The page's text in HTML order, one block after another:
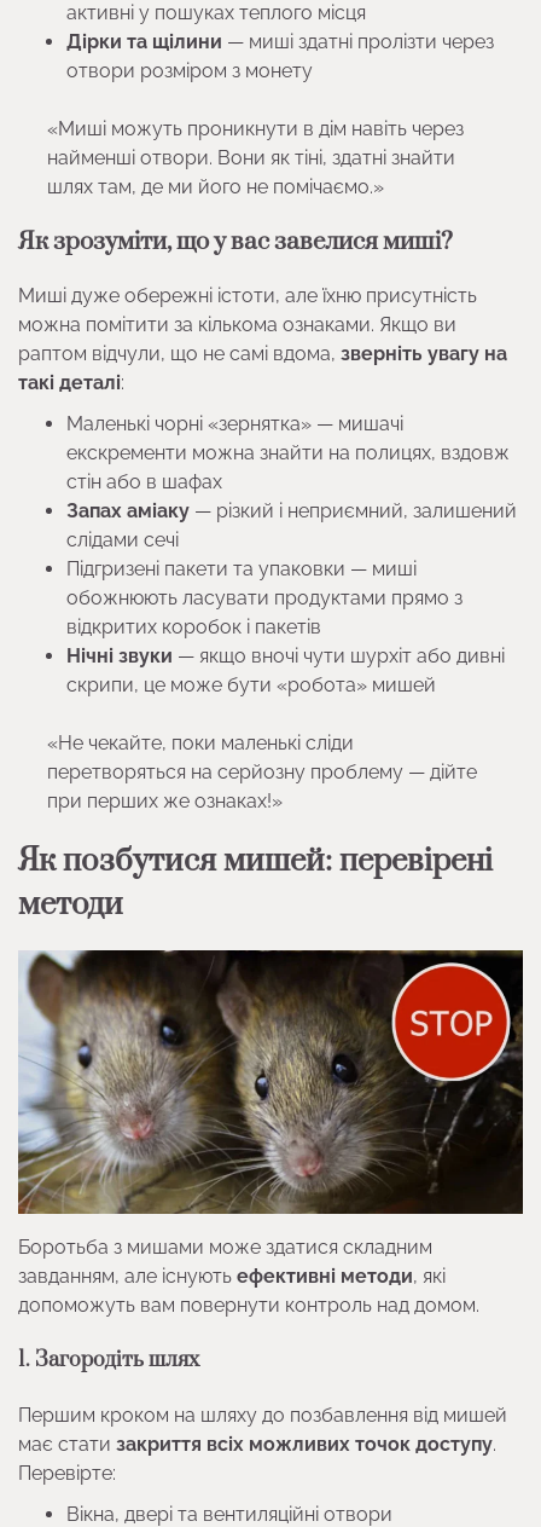
активні у пошуках теплого місця
Дірки та щілини — миші здатні пролізти через
отвори розміром з монету
«Миші можуть проникнути в дім навіть через
найменші отвори. Вони як тіні, здатні знайти
шлях там, де ми його не помічаємо.»
Як зрозуміти, що у вас завелися миші?
Миші дуже обережні істоти, але їхню присутність
можна помітити за кількома ознаками. Якщо ви
раптом відчули, що не самі вдома, зверніть увагу на
такі деталі:
Маленькі чорні «зернятка» — мишачі
екскременти можна знайти на полицях, вздовж
стін або в шафах
Запах аміаку — різкий і неприємний, залишений
слідами сечі
Підгризені пакети та упаковки — миші
обожнюють ласувати продуктами прямо з
відкритих коробок і пакетів
Нічні звуки — якщо вночі чути шурхіт або дивні
скрипи, це може бути «робота» мишей
«Не чекайте, поки маленькі сліди
перетворяться на серйозну проблему — дійте
при перших же ознаках!»
Як позбутися мишей: перевірені
методи
Боротьба з мишами може здатися складним
завданням, але існують ефективні методи, які
допоможуть вам повернути контроль над домом.
1. Загородіть шлях
Першим кроком на шляху до позбавлення від мишей
має стати закриття всіх можливих точок доступу.
Перевірте:
Вікна, двері та вентиляційні отвори